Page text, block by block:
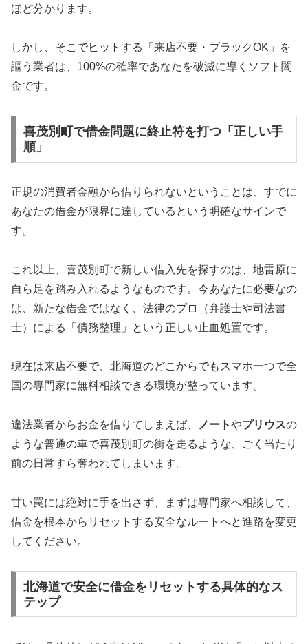
ほど分かります。
しかし、そこでヒットする「来店不要・ブラックOK」を
謳う業者は、100%の確率であなたを破滅に導くソフト闇
金です。
喜茂別町で借金問題に終止符を打つ「正しい手
順」
正規の消費者金融から借りられないということは、すでに
あなたの借金が限界に達しているという明確なサインで
す。
これ以上、喜茂別町で新しい借入先を探すのは、地雷原に
自ら足を踏み入れるようなものです。今あなたに必要なの
は、新たな借金ではなく、法律のプロ（弁護士や司法書
士）による「債務整理」という正しい止血処置です。
現在は来店不要で、北海道のどこからでもスマホ一つで全
国の専門家に無料相談できる環境が整っています。
違法業者からお金を借りてしまえば、 ノートやプリウスの
ような普通の車で喜茂別町の街を走るような、ごく当たり
前の日常すら奪われてしまいます。
甘い罠には絶対に手を出さず、まずは専門家へ相談して、
借金を根本からリセットする安全なルートへと進路を変更
してください。
北海道で安全に借金をリセットする具体的なス
テップ